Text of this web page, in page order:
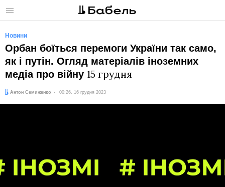
Меню
Новини
Орбан боїться перемоги України так само,
як і путін. Огляд матеріалів іноземних
медіа про війну 15 грудня
Автор:
Антон Семиженко
Дата: 00:26, 16 грудня 2023